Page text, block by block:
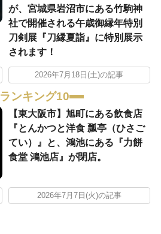
が、宮城県岩沼市にある竹駒神
社で開催される午歳御縁年特別
刀剣展『刀縁夏詣』に特別展示
されます！
2026年7月18日(土)の記事
ランキング10
【東大阪市】旭町にある飲食店
『とんかつと洋食 瓢亭（ひさご
てい）』と、鴻池にある『力餅
食堂 鴻池店』が閉店。
2026年7月7日(火)の記事